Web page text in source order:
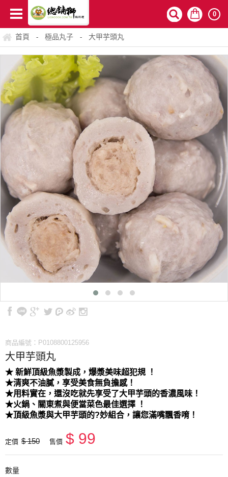
0
首頁 - 極品丸子 - 大甲芋頭丸
商品編號：P0108800125956
大甲芋頭丸
★ 新鮮頂級魚漿製成，爆漿美味超犯規 ！
★清爽不油膩，享受美食無負擔感！
★用料實在，還沒吃就先享受了大甲芋頭的香濃風味！
★火鍋、關東煮與便當菜色最佳選擇 ！
★頂級魚漿與大甲芋頭的?妙組合，讓您滿嘴飄香唷！
定價 $ 150 售價 $ 99
數量